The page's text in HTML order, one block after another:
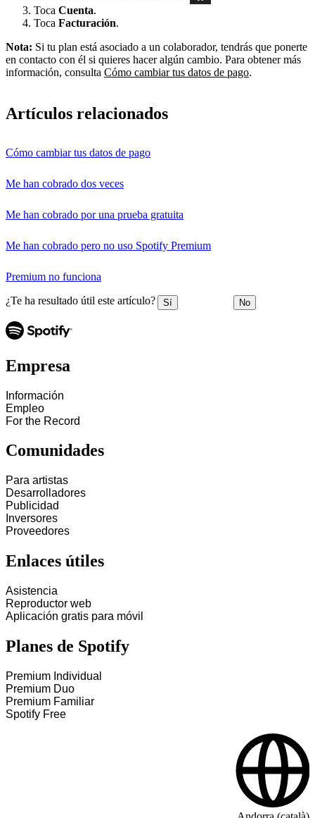
Toca Cuenta.
Toca Facturación.
Nota: Si tu plan está asociado a un colaborador, tendrás que ponerte
en contacto con él si quieres hacer algún cambio. Para obtener más
información, consulta Cómo cambiar tus datos de pago.
Artículos relacionados
Cómo cambiar tus datos de pago
Me han cobrado dos veces
Me han cobrado por una prueba gratuita
Me han cobrado pero no uso Spotify Premium
Premium no funciona
¿Te ha resultado útil este artículo? Sí No
Empresa
Información
Empleo
For the Record
Comunidades
Para artistas
Desarrolladores
Publicidad
Inversores
Proveedores
Enlaces útiles
Asistencia
Reproductor web
Aplicación gratis para móvil
Planes de Spotify
Premium Individual
Premium Duo
Premium Familiar
Spotify Free